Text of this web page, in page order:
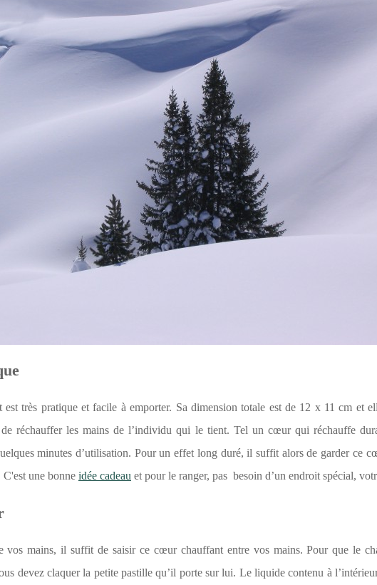
très pratique et facile à emporter. Sa dimension totale est de 12 x 11 cm et
réchauffer les mains de l’individu qui le tient. Tel un cœur qui réchauffe
minutes d’utilisation. Pour un effet long duré, il suffit alors de garder ce
une bonne idée cadeau et pour le ranger, pas besoin d’un endroit spécial,
vos mains, il suffit de saisir ce cœur chauffant entre vos mains. Pour que le
devez claquer la petite pastille qu’il porte sur lui. Le liquide contenu à